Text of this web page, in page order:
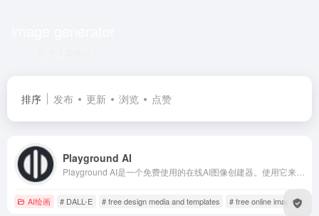
排序 发布 更新 浏览 点赞
Playground AI
AI绘画 # DALL-E # free design media and templates # free online image